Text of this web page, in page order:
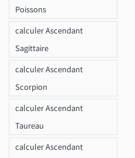
Poissons
calculer Ascendant
Sagittaire
calculer Ascendant
Scorpion
calculer Ascendant
Taureau
calculer Ascendant